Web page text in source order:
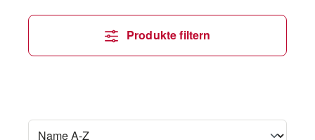
Produkte filtern